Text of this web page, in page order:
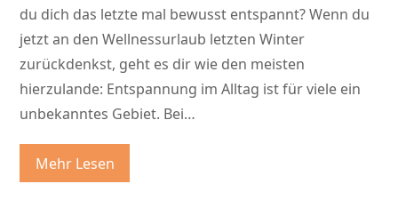
du dich das letzte mal bewusst entspannt? Wenn du
jetzt an den Wellnessurlaub letzten Winter
zurückdenkst, geht es dir wie den meisten
hierzulande: Entspannung im Alltag ist für viele ein
unbekanntes Gebiet. Bei…
Mehr Lesen